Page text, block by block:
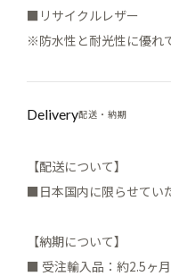
■リサイクルレザー
※防水性と耐光性に優れ
Delivery配送・納期
【配送について】
■日本国内に限らせてい
【納期について】
■ 受注輸入品：約2.5ヶ月